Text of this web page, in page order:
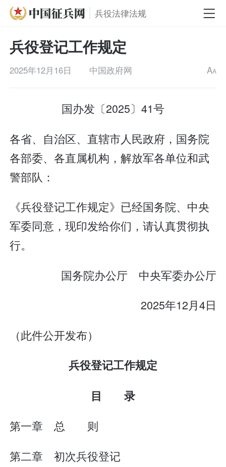
兵役法律法规
兵役登记工作规定
2025年12月16日 中国政府网 AA
国办发〔2025〕41号
各省、自治区、直辖市人民政府，国务院
各部委、各直属机构，解放军各单位和武
警部队：
《兵役登记工作规定》已经国务院、中央
军委同意，现印发给你们，请认真贯彻执
行。
国务院办公厅 中央军委办公厅
2025年12月4日
（此件公开发布）
兵役登记工作规定
目 录
第一章 总 则
第二章 初次兵役登记